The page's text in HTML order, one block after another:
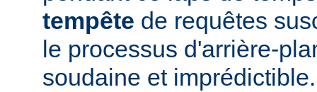
tempête de requêtes
le processus d'arrière-
soudaine et imprédictible.